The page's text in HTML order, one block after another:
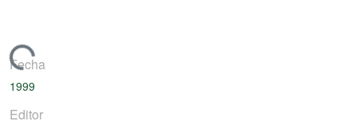
Cargando...
Fecha
1999
Editor